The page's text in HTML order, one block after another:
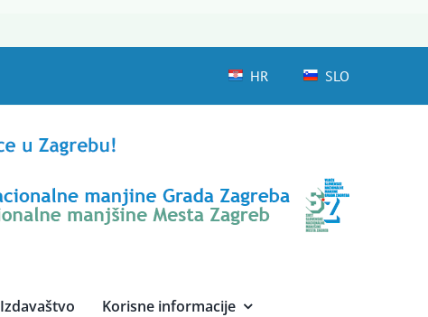
HR SLO
Izdavaštvo Korisne informacije